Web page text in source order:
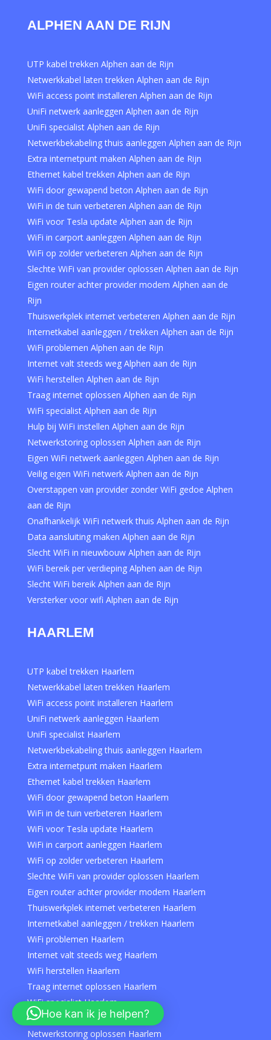
ALPHEN AAN DE RIJN
UTP kabel trekken Alphen aan de Rijn
Netwerkkabel laten trekken Alphen aan de Rijn
WiFi access point installeren Alphen aan de Rijn
UniFi netwerk aanleggen Alphen aan de Rijn
UniFi specialist Alphen aan de Rijn
Netwerkbekabeling thuis aanleggen Alphen aan de Rijn
Extra internetpunt maken Alphen aan de Rijn
Ethernet kabel trekken Alphen aan de Rijn
WiFi door gewapend beton Alphen aan de Rijn
WiFi in de tuin verbeteren Alphen aan de Rijn
WiFi voor Tesla update Alphen aan de Rijn
WiFi in carport aanleggen Alphen aan de Rijn
WiFi op zolder verbeteren Alphen aan de Rijn
Slechte WiFi van provider oplossen Alphen aan de Rijn
Eigen router achter provider modem Alphen aan de
Rijn
Thuiswerkplek internet verbeteren Alphen aan de Rijn
Internetkabel aanleggen / trekken Alphen aan de Rijn
WiFi problemen Alphen aan de Rijn
Internet valt steeds weg Alphen aan de Rijn
WiFi herstellen Alphen aan de Rijn
Traag internet oplossen Alphen aan de Rijn
WiFi specialist Alphen aan de Rijn
Hulp bij WiFi instellen Alphen aan de Rijn
Netwerkstoring oplossen Alphen aan de Rijn
Eigen WiFi netwerk aanleggen Alphen aan de Rijn
Veilig eigen WiFi netwerk Alphen aan de Rijn
Overstappen van provider zonder WiFi gedoe Alphen
aan de Rijn
Onafhankelijk WiFi netwerk thuis Alphen aan de Rijn
Data aansluiting maken Alphen aan de Rijn
Slecht WiFi in nieuwbouw Alphen aan de Rijn
WiFi bereik per verdieping Alphen aan de Rijn
Slecht WiFi bereik Alphen aan de Rijn
Versterker voor wifi Alphen aan de Rijn
HAARLEM
UTP kabel trekken Haarlem
Netwerkkabel laten trekken Haarlem
WiFi access point installeren Haarlem
UniFi netwerk aanleggen Haarlem
UniFi specialist Haarlem
Netwerkbekabeling thuis aanleggen Haarlem
Extra internetpunt maken Haarlem
Ethernet kabel trekken Haarlem
WiFi door gewapend beton Haarlem
WiFi in de tuin verbeteren Haarlem
WiFi voor Tesla update Haarlem
WiFi in carport aanleggen Haarlem
WiFi op zolder verbeteren Haarlem
Slechte WiFi van provider oplossen Haarlem
Eigen router achter provider modem Haarlem
Thuiswerkplek internet verbeteren Haarlem
Internetkabel aanleggen / trekken Haarlem
WiFi problemen Haarlem
Internet valt steeds weg Haarlem
WiFi herstellen Haarlem
Traag internet oplossen Haarlem
WiFi specialist Haarlem
Hulp bij WiFi instellen Haarlem
Netwerkstoring oplossen Haarlem
Hoe kan ik je helpen?